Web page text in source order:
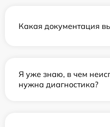
Какая документация
Я уже знаю, в чем
нужна диагностика?